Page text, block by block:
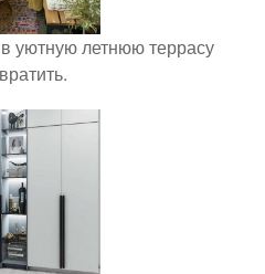
уютную летнюю террасу